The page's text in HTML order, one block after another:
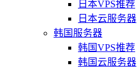
日本VPS推荐
日本云服务器
韩国服务器
韩国VPS推荐
韩国云服务器